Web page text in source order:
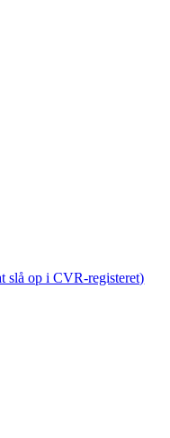
slå op i CVR-registeret)